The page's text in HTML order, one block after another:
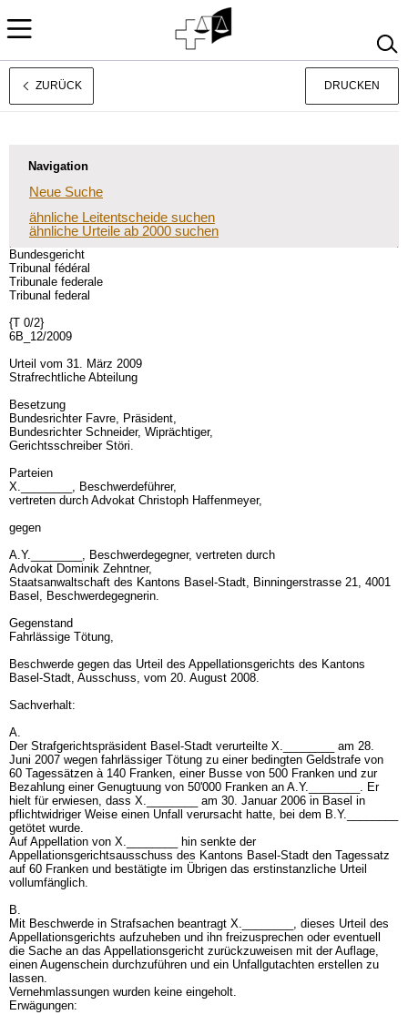
Français
ZURÜCK DRUCKEN
Navigation
Neue Suche
ähnliche Leitentscheide suchen
ähnliche Urteile ab 2000 suchen
Bundesgericht
Tribunal fédéral
Tribunale federale
Tribunal federal
{T 0/2}
6B_12/2009
Urteil vom 31. März 2009
Strafrechtliche Abteilung
Besetzung
Bundesrichter Favre, Präsident,
Bundesrichter Schneider, Wiprächtiger,
Gerichtsschreiber Störi.
Parteien
X.________, Beschwerdeführer,
vertreten durch Advokat Christoph Haffenmeyer,
gegen
A.Y.________, Beschwerdegegner, vertreten durch
Advokat Dominik Zehntner,
Staatsanwaltschaft des Kantons Basel-Stadt, Binningerstrasse 21, 4001
Basel, Beschwerdegegnerin.
Gegenstand
Fahrlässige Tötung,
Beschwerde gegen das Urteil des Appellationsgerichts des Kantons
Basel-Stadt, Ausschuss, vom 20. August 2008.
Sachverhalt:
A.
Der Strafgerichtspräsident Basel-Stadt verurteilte X.________ am 28.
Juni 2007 wegen fahrlässiger Tötung zu einer bedingten Geldstrafe von
60 Tagessätzen à 140 Franken, einer Busse von 500 Franken und zur
Bezahlung einer Genugtuung von 50'000 Franken an A.Y.________. Er
hielt für erwiesen, dass X.________ am 30. Januar 2006 in Basel in
pflichtwidriger Weise einen Unfall verursacht hatte, bei dem B.Y.________
getötet wurde.
Auf Appellation von X.________ hin senkte der
Appellationsgerichtsausschuss des Kantons Basel-Stadt den Tagessatz
auf 60 Franken und bestätigte im Übrigen das erstinstanzliche Urteil
vollumfänglich.
B.
Mit Beschwerde in Strafsachen beantragt X.________, dieses Urteil des
Appellationsgerichts aufzuheben und ihn freizusprechen oder eventuell
die Sache an das Appellationsgericht zurückzuweisen mit der Auflage,
einen Augenschein durchzuführen und ein Unfallgutachten erstellen zu
lassen.
Vernehmlassungen wurden keine eingeholt.
Erwägungen: